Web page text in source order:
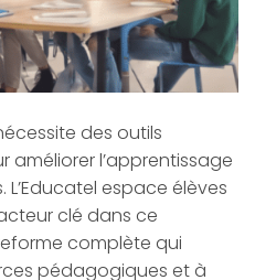
des outils
l’apprentissage
espace élèves
clé dans ce
complète qui
pédagogiques et à